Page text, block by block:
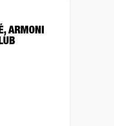
ARMONI